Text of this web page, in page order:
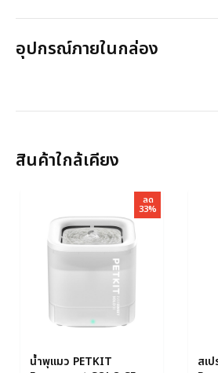
อุปกรณ์ภายในกล่อง
สินค้าใกล้เคียง
ลด
33%
น้ำพุแมว PETKIT
สเ